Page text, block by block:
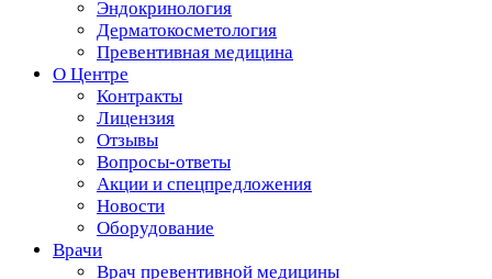
Эндокринология
Дерматокосметология
Превентивная медицина
О Центре
Контракты
Лицензия
Отзывы
Вопросы-ответы
Акции и спецпредложения
Новости
Оборудование
Врачи
Врач превентивной медицины